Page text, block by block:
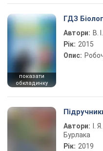
показати
обкладинку
ГДЗ
Автори: В.
Рік: 2015
Опис:
Автори:
І.
Бурлака
Рік: 2019